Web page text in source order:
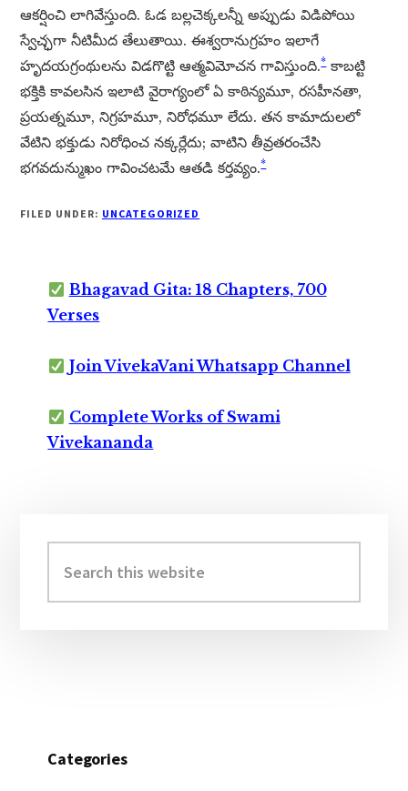
ఆకర్షించి లాగివేస్తుంది. ఓడ బల్లచెక్కలన్నీ అప్పుడు విడిపోయి
స్వేచ్ఛగా నీటిమీద తేలుతాయి. ఈశ్వరానుగ్రహం ఇలాగే
హృదయగ్రంథులను విడగొట్టి ఆత్మవిమోచన గావిస్తుంది.*కాబట్టి
భక్తికి కావలసిన ఇలాటి వైరాగ్యంలో ఏ కాఠిన్యమూ, రసహీనతా,
ప్రయత్నమూ, నిగ్రహమూ, నిరోధమూ లేదు. తన కామాదులలో
వేటిని భక్తుడు నిరోధించ నక్కర్లేదు; వాటిని తీవ్రతరంచేసి
భగవదున్ముఖం గావించటమే ఆతడి కర్తవ్యం.*
FILED UNDER: UNCATEGORIZED
Bhagavad Gita: 18 Chapters, 700
Verses
Join VivekaVani Whatsapp Channel
Complete Works of Swami
Vivekananda
Sidebar
this
website
Categories